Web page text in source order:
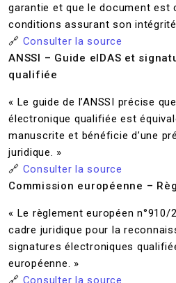
garantie et que le document est
conditions assurant son
🔗 Consulter la source
ANSSI – Guide eIDAS et
qualifiée
« Le guide de l’ANSSI précise
électronique qualifiée est
manuscrite et bénéficie d’une
juridique. »
🔗 Consulter la source
Commission européenne –
« Le règlement européen n°910/
cadre juridique pour la
signatures électroniques
européenne. »
🔗 Consulter la source